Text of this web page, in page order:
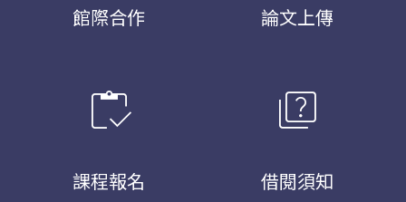
館際合作 論文上傳
inventory
課程報名
quiz
借閱須知